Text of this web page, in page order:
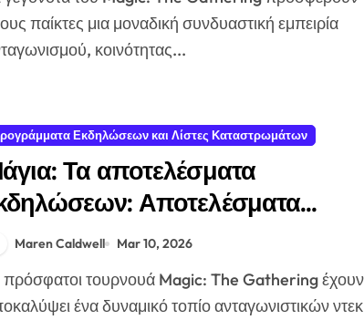
παίκτες μια μοναδική συνδυαστική εμπειρία
κοινότητας...
Εκδηλώσεων και Λίστες Καταστρωμάτων
Τα αποτελέσματα
Αποτελέσματα
τουρνουά, κατατάξεις παικτών,
τάσεις μορφών
Maren Caldwell Mar 10, 2026
ένα δυναμικό τοπίο ανταγωνιστικών ντεκ